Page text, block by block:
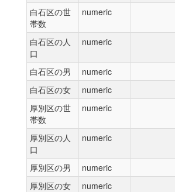
白石区の世
帯数
numeric
白石区の人
口
numeric
白石区の男
numeric
白石区の女
numeric
厚別区の世
帯数
numeric
厚別区の人
口
numeric
厚別区の男
numeric
厚別区の女
numeric